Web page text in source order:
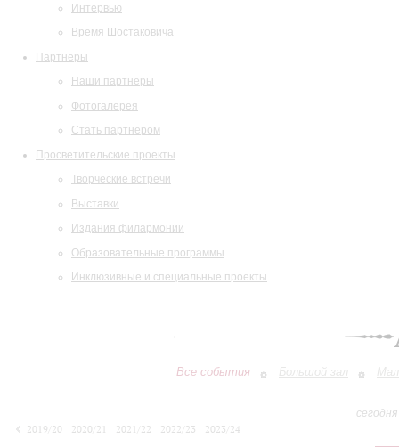
Интервью
Время Шостаковича
Партнеры
Наши партнеры
Фотогалерея
Стать партнером
Просветительские проекты
Творческие встречи
Выставки
Издания филармонии
Образовательные программы
Инклюзивные и специальные проекты
Все события Большой зал
2019/20
2020/21 2021/22 2022/23
2023/24